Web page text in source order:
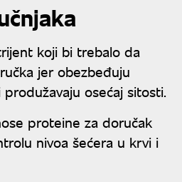
koji bi trebalo da
jer obezbeđuju
osećaj sitosti.
proteine za doručak
nivoa šećera u krvi i